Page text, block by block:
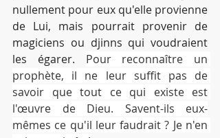
nullement pour eux qu'elle provienne
de Lui, mais pourrait provenir de
magiciens ou djinns qui voudraient
les égarer. Pour reconnaître un
prophète, il ne leur suffit pas de
savoir que tout ce qui existe est
l'œuvre de Dieu. Savent-ils eux-
mêmes ce qu'il leur faudrait ? Je n'en